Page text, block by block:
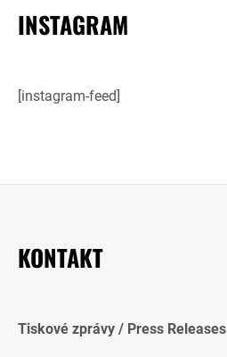
INSTAGRAM
[instagram-feed]
KONTAKT
Tiskové zprávy / Press Releases